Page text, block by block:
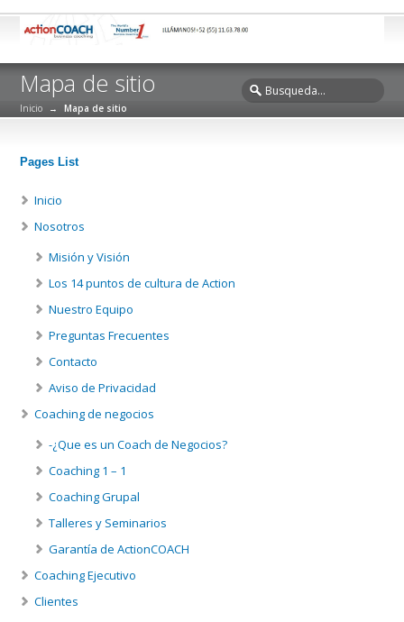
Mapa de sitio
Inicio → Mapa de sitio
Pages List
Inicio
Nosotros
Misión y Visión
Los 14 puntos de cultura de Action
Nuestro Equipo
Preguntas Frecuentes
Contacto
Aviso de Privacidad
Coaching de negocios
-¿Que es un Coach de Negocios?
Coaching 1 – 1
Coaching Grupal
Talleres y Seminarios
Garantía de ActionCOACH
Coaching Ejecutivo
Clientes